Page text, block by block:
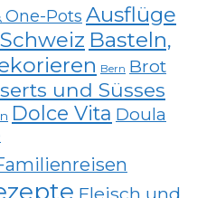
One-Pots Ausflüge
Basteln,
Bern Brot
und Süsses
Dolce Vita Doula
Fleisch und